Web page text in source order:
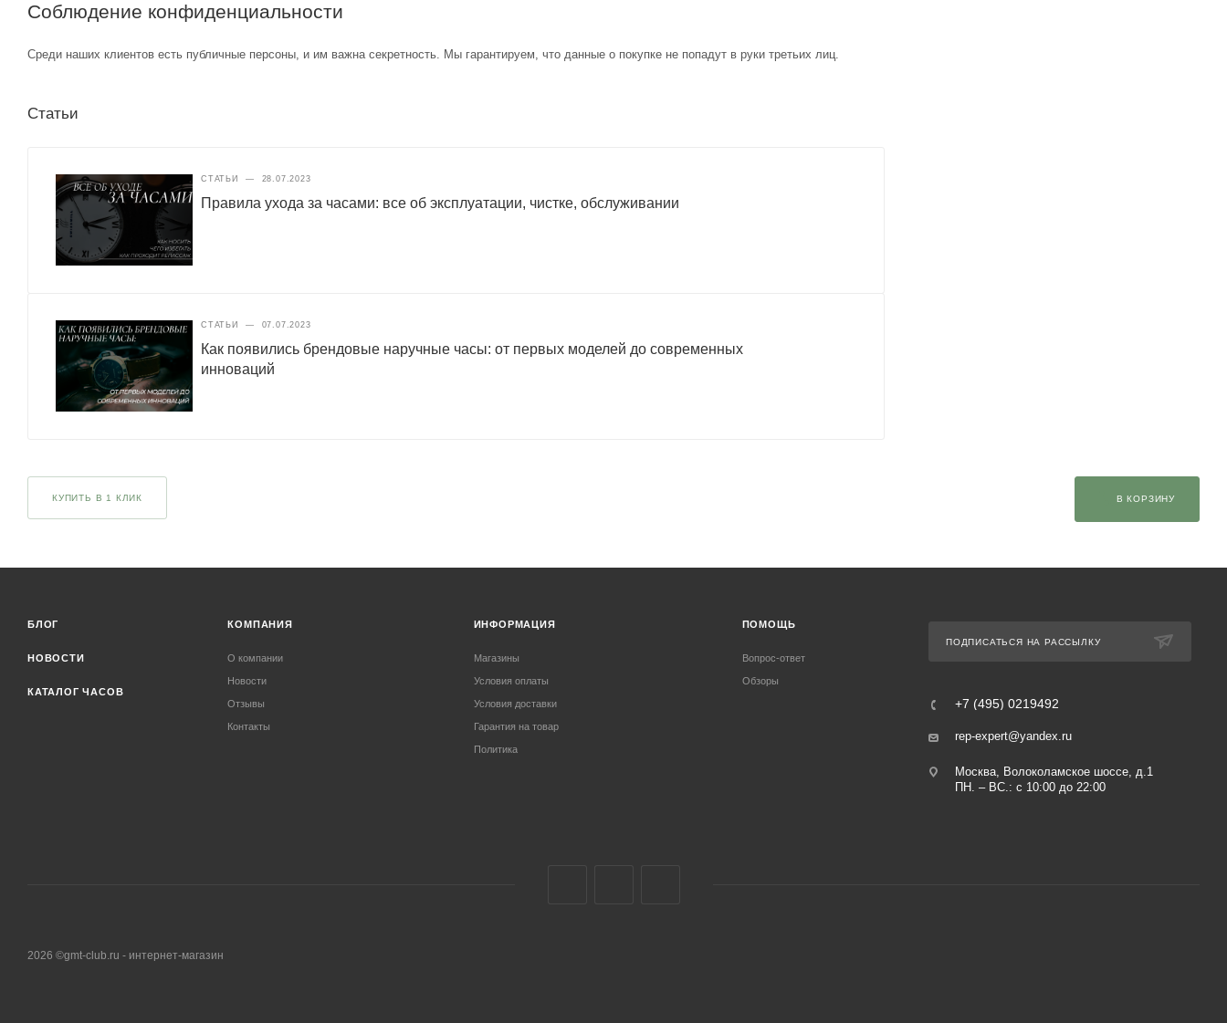
Соблюдение конфиденциальности
Среди наших клиентов есть публичные персоны, и им важна секретность. Мы гарантируем, что данные о покупке не попадут в руки третьих лиц.
Статьи
СТАТЬИ — 28.07.2023
Правила ухода за часами: все об эксплуатации, чистке, обслуживании
СТАТЬИ — 07.07.2023
Как появились брендовые наручные часы: от первых моделей до современных
инноваций
КУПИТЬ В 1 КЛИК В КОРЗИНУ
БЛОГ
НОВОСТИ
КАТАЛОГ ЧАСОВ
КОМПАНИЯ
О компании
Новости
Отзывы
Контакты
ИНФОРМАЦИЯ
Магазины
Условия оплаты
Условия доставки
Гарантия на товар
Политика
ПОМОЩЬ
Вопрос-ответ
Обзоры
ПОДПИСАТЬСЯ НА РАССЫЛКУ
+7 (495) 0219492
rep-expert@yandex.ru
Москва, Волоколамское шоссе, д.1
ПН. – ВС.: с 10:00 до 22:00
2026 ©gmt-club.ru - интернет-магазин